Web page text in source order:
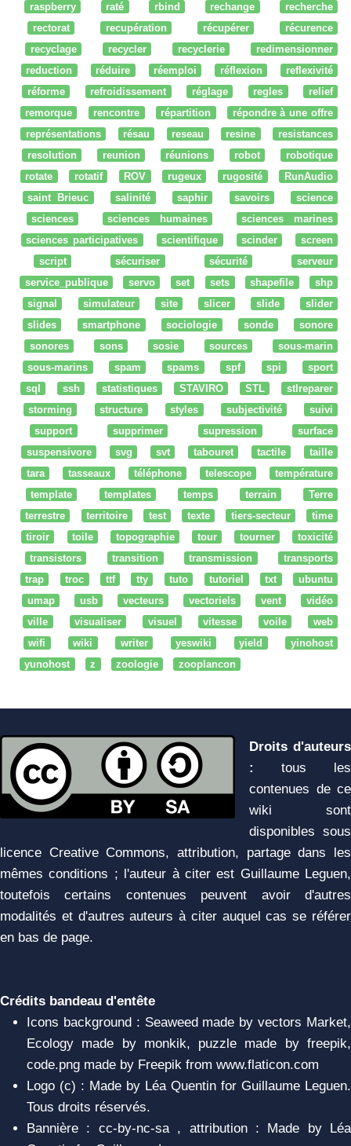
raspberry
raté rbind rechange
recherche
rectorat
recupération récupérer
récurence
recyclage
recycler recyclerie
redimensionner
reduction
réduire réemploi réflexion
reflexivité
réforme
refroidissement réglage regles
relief
remorque
rencontre répartition
répondre à une offre
représentations
résau reseau resine
resistances
resolution
reunion réunions robot
robotique
rotate
rotatif ROV rugeux rugosité
RunAudio
saint Brieuc
salinité saphir savoirs
science
sciences
sciences humaines
sciences marines
sciences participatives
scientifique scinder
screen
script
sécuriser sécurité
serveur
service_publique
servo set sets shapefile
shp
signal
simulateur site slicer slide
slider
slides
smartphone sociologie sonde
sonore
sonores
sons sosie sources
sous-marin
sous-marins
spam spams spf spi
sport
sql
ssh statistiques STAVIRO STL
stlreparer
storming
structure styles subjectivité
suivi
support
supprimer supression
surface
suspensivore
svg svt tabouret tactile
taille
tara
tasseaux téléphone telescope
température
template
templates temps terrain
Terre
terrestre
territoire test texte tiers-secteur
time
tiroir
toile topographie tour tourner
toxicité
transistors
transition transmission
transports
trap
troc ttf tty tuto tutoriel txt
ubuntu
umap
usb vecteurs vectoriels vent
vidéo
ville
visualiser visuel vitesse voile
web
wifi
wiki writer yeswiki yield
yinohost
yunohost
z zoologie zooplancon
Droits d'auteurs
:
tous les
contenues de ce
wiki sont
disponibles sous
licence Creative Commons, attribution, partage dans les
mêmes conditions ; l'auteur à citer est Guillaume Leguen,
toutefois certains contenues peuvent avoir d'autres
modalités et d'autres auteurs à citer auquel cas se référer
en bas de page.
Crédits bandeau d'entête
Icons background : Seaweed made by vectors Market,
Ecology made by monkik, puzzle made by freepik,
code.png made by Freepik from www.flaticon.com
Logo (c) : Made by Léa Quentin for Guillaume Leguen.
Tous droits réservés.
Bannière : cc-by-nc-sa , attribution : Made by Léa